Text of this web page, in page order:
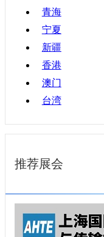
青海
宁夏
新疆
香港
澳门
台湾
推荐展会